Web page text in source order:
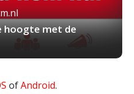
hoogte met de
ofAndroid.